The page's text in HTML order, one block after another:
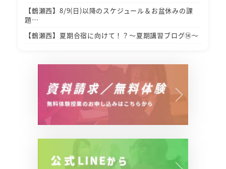
【鶴瀬西】8/9(日)以降のスケジュール＆お盆休みの課
題…
【鶴瀬西】夏期合宿に向けて！？～夏期講習ブログ⑭～